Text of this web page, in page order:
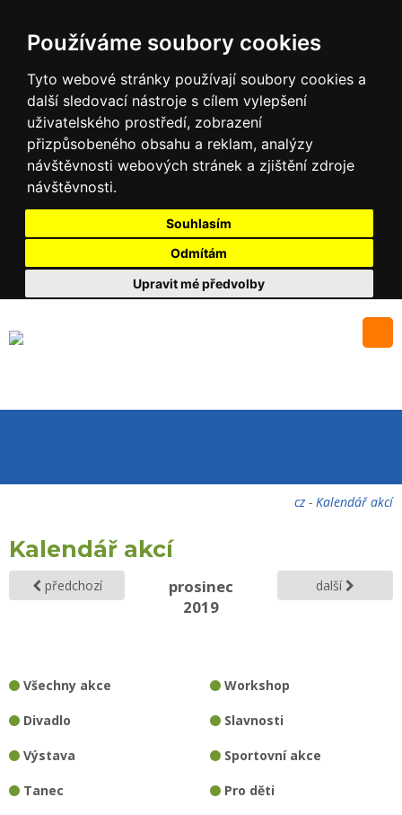
Používáme soubory cookies
Tyto webové stránky používají soubory cookies a
další sledovací nástroje s cílem vylepšení
uživatelského prostředí, zobrazení
přizpůsobeného obsahu a reklam, analýzy
návštěvnosti webových stránek a zjištění zdroje
návštěvnosti.
Souhlasím
Odmítám
Upravit mé předvolby
cz - Kalendář akcí
Kalendář akcí
předchozí
prosinec
2019
další
Všechny akce Workshop
Divadlo Slavnosti
Výstava Sportovní akce
Tanec Pro děti